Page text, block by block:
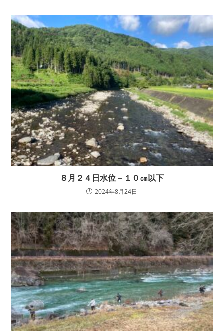
８月２４日水位－１０㎝以下
2024年8月24日